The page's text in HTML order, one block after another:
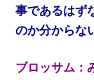
事であるはず
のか分からな
ブロッサム：